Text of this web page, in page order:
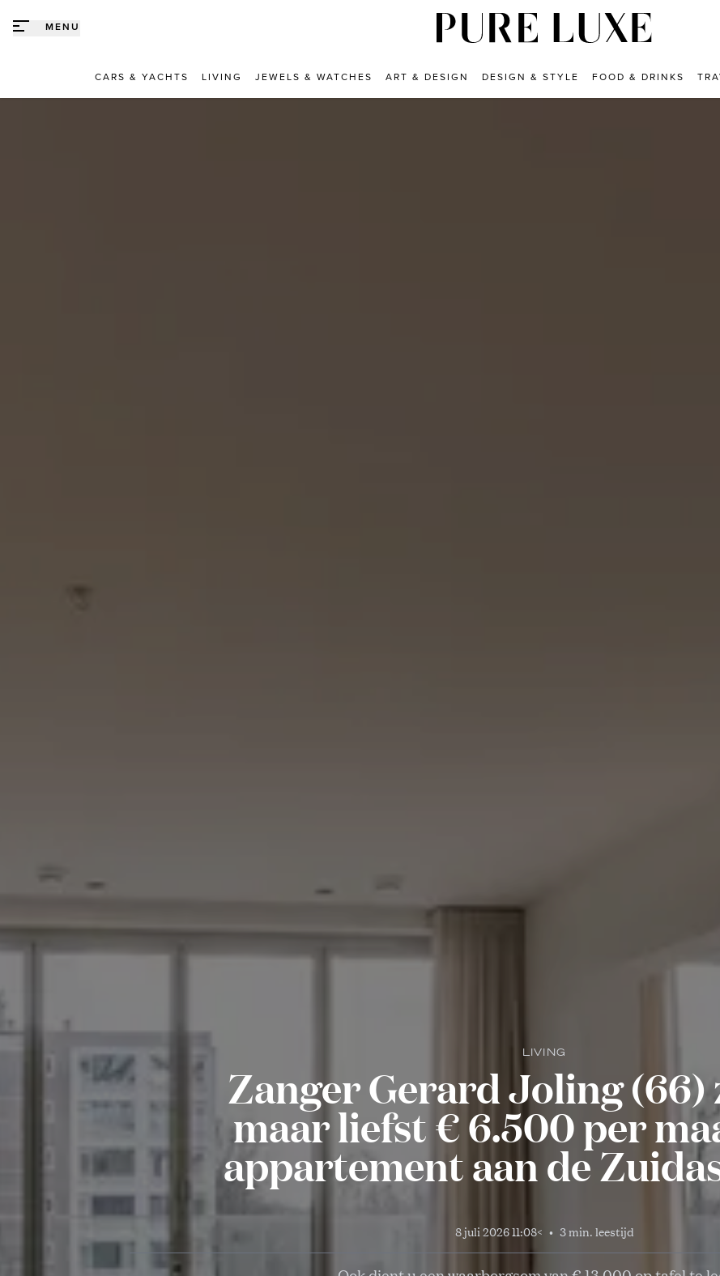
MENU
CARS & YACHTS LIVING JEWELS & WATCHES ART & DESIGN DESIGN & STYLE FOOD & DRINKS
LIVING
Zanger Gerard Joling (66)
maar liefst € 6.500 per
appartement aan de
8 juli 2026 11:08< • 3 min. leestijd